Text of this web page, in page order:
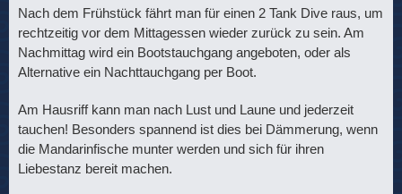
Nach dem Frühstück fährt man für einen 2 Tank Dive raus, um
rechtzeitig vor dem Mittagessen wieder zurück zu sein. Am
Nachmittag wird ein Bootstauchgang angeboten, oder als
Alternative ein Nachttauchgang per Boot.
Am Hausriff kann man nach Lust und Laune und jederzeit
tauchen! Besonders spannend ist dies bei Dämmerung, wenn
die Mandarinfische munter werden und sich für ihren
Liebestanz bereit machen.